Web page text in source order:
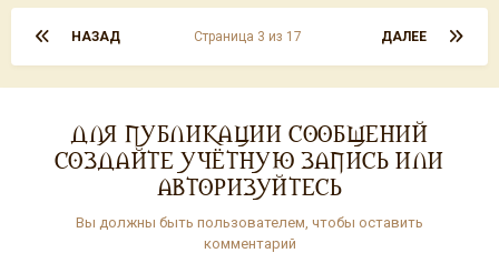
НАЗАД ДАЛЕЕ
Страница 3 из 17
ДЛЯ ПУБЛИКАЦИИ СООБЩЕНИЙ
СОЗДАЙТЕ УЧЁТНУЮ ЗАПИСЬ ИЛИ
АВТОРИЗУЙТЕСЬ
Вы должны быть пользователем, чтобы оставить
комментарий